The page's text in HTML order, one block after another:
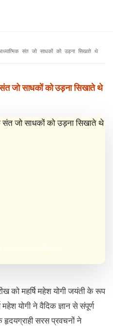
संत जो साधकों को उड़ना सिखाते थे
संत जो साधकों को उड़ना सिखाते थे
को महर्षि‍ महेश योगी जयंती के रूप
महेश योगी ने वैदिक ज्ञान से संपूर्ण
सरस प्रवचनों ने